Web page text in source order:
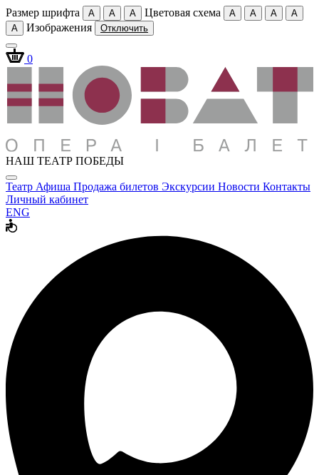
Размер шрифта A A A Цветовая схема A A A
A
A
Изображения Отключить
0
НАШ ТЕАТР ПОБЕДЫ
Театр Афиша Продажа билетов Экскурсии Новости Контакты
Личный кабинет
ENG